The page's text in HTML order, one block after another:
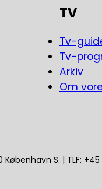
fået mange
havde stor
TV
Tv-
Tv-
Arkiv
Om
S. | TLF: